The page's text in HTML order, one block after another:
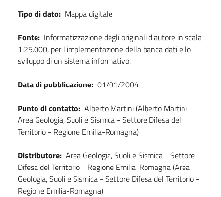
Tipo di dato: Mappa digitale
Fonte: Informatizzazione degli originali d'autore in scala
1:25.000, per l'implementazione della banca dati e lo
sviluppo di un sistema informativo.
Data di pubblicazione: 01/01/2004
Punto di contatto: Alberto Martini (Alberto Martini -
Area Geologia, Suoli e Sismica - Settore Difesa del
Territorio - Regione Emilia-Romagna)
Distributore: Area Geologia, Suoli e Sismica - Settore
Difesa del Territorio - Regione Emilia-Romagna (Area
Geologia, Suoli e Sismica - Settore Difesa del Territorio -
Regione Emilia-Romagna)